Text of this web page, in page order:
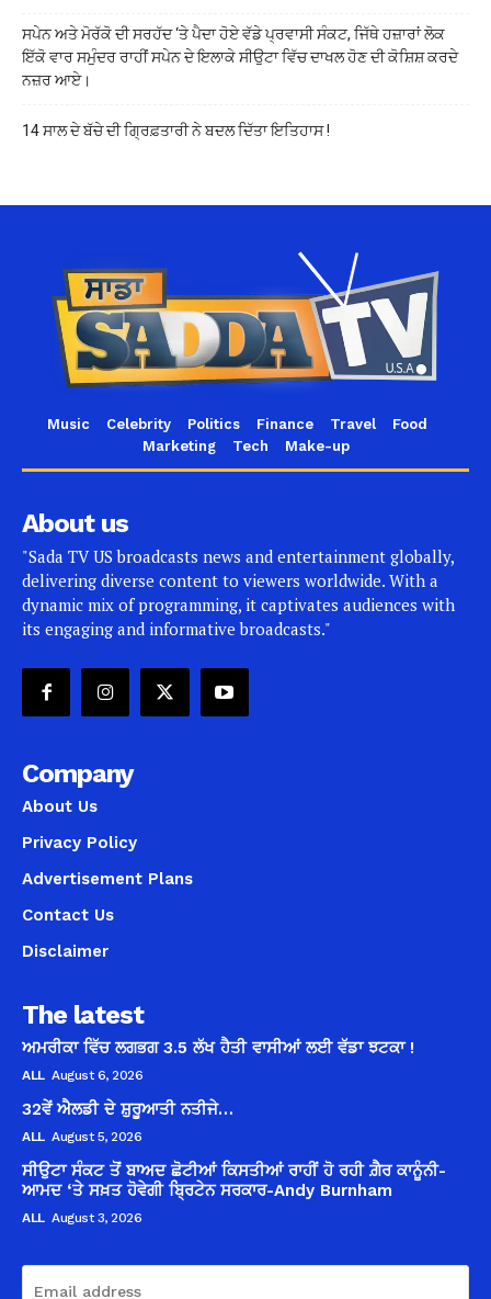
ਸਪੇਨ ਅਤੇ ਮੋਰੱਕੋ ਦੀ ਸਰਹੱਦ ‘ਤੇ ਪੈਦਾ ਹੋਏ ਵੱਡੇ ਪ੍ਰਵਾਸੀ ਸੰਕਟ, ਜਿੱਥੇ ਹਜ਼ਾਰਾਂ ਲੋਕ
ਇੱਕੋ ਵਾਰ ਸਮੁੰਦਰ ਰਾਹੀਂ ਸਪੇਨ ਦੇ ਇਲਾਕੇ ਸੀਉਟਾ ਵਿੱਚ ਦਾਖਲ ਹੋਣ ਦੀ ਕੋਸ਼ਿਸ਼ ਕਰਦੇ
ਨਜ਼ਰ ਆਏ।
14 ਸਾਲ ਦੇ ਬੱਚੇ ਦੀ ਗ੍ਰਿਫ਼ਤਾਰੀ ਨੇ ਬਦਲ ਦਿੱਤਾ ਇਤਿਹਾਸ !
Music Celebrity Politics Finance Travel
Food
Marketing
Tech Make-up
About us
"Sada TV US broadcasts news and entertainment globally,
delivering diverse content to viewers worldwide. With a
dynamic mix of programming, it captivates audiences with
its engaging and informative broadcasts."
Company
About Us
Privacy Policy
Advertisement Plans
Contact Us
Disclaimer
The latest
ਅਮਰੀਕਾ ਵਿੱਚ ਲਗਭਗ 3.5 ਲੱਖ ਹੈਤੀ ਵਾਸੀਆਂ ਲਈ ਵੱਡਾ ਝਟਕਾ !
ALL August 6, 2026
32ਵੇਂ ਐਲਡੀ ਦੇ ਸ਼ੁਰੂਆਤੀ ਨਤੀਜੇ…
ALL August 5, 2026
ਸੀਉਟਾ ਸੰਕਟ ਤੋਂ ਬਾਅਦ ਛੋਟੀਆਂ ਕਿਸਤੀਆਂ ਰਾਹੀਂ ਹੋ ਰਹੀ ਗ਼ੈਰ ਕਾਨੂੰਨੀ-
ਆਮਦ ‘ਤੇ ਸਖ਼ਤ ਹੋਵੇਗੀ ਬ੍ਰਿਟੇਨ ਸਰਕਾਰ-Andy Burnham
ALL August 3, 2026